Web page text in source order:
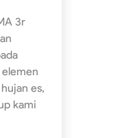
3r
es,
kami